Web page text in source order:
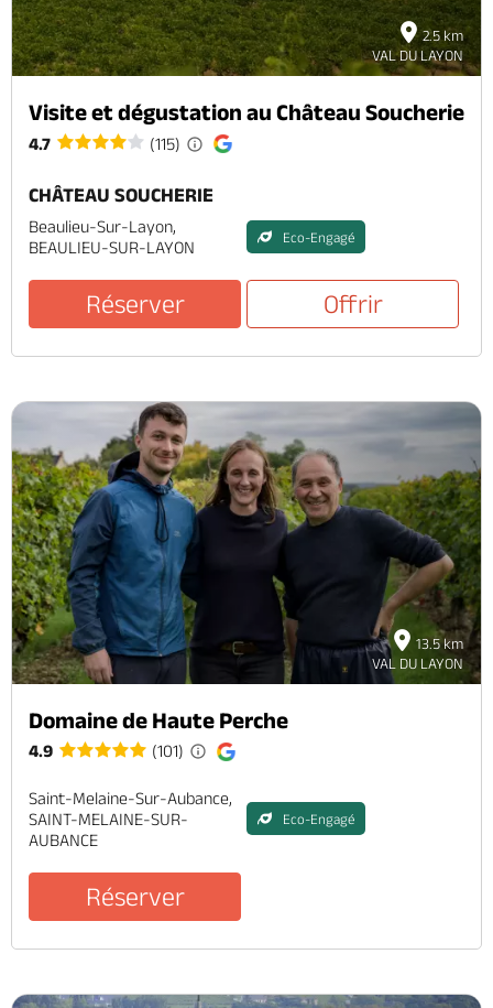
2.5 km
VAL DU LAYON
Visite et dégustation au Château Soucherie
4.7 (115)
CHÂTEAU SOUCHERIE
Beaulieu-Sur-Layon,
BEAULIEU-SUR-LAYON
Eco-Engagé
Réserver Offrir
13.5 km
VAL DU LAYON
Domaine de Haute Perche
4.9 (101)
Saint-Melaine-Sur-Aubance,
SAINT-MELAINE-SUR-
AUBANCE
Eco-Engagé
Réserver